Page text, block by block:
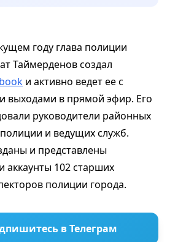
году глава полиции
Таймерденов создал
и активно ведет ее с
выходами в прямой эфир. Его
руководители районных
и ведущих служб.
и представлены
аккаунты 102 старших
полиции города.
в Телеграм